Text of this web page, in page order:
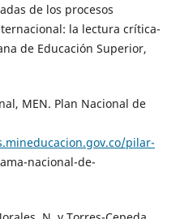
de los procesos
la lectura crítica-
de Educación Superior,
MEN. Plan Nacional de
pilar-
nacional-de-